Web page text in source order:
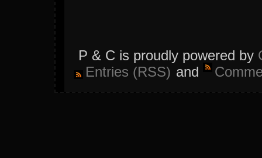
P & C is proudly powered by
Entries (RSS) and